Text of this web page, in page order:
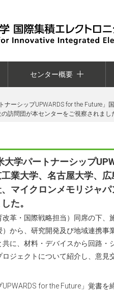
センター概要
ーシップUPWARDS for the Future
訪問団が本センターをご視察されまし
大学パートナーシップ
業大学、名古屋大学、
マイクロンメモリジャ
た。
革・国際戦略担当）同席の下、
から、研究開発及び地域連携事
に、材料・デバイスから回路・
ジェクトについて紹介し、意見
UPWARDS for the Future」覚書を